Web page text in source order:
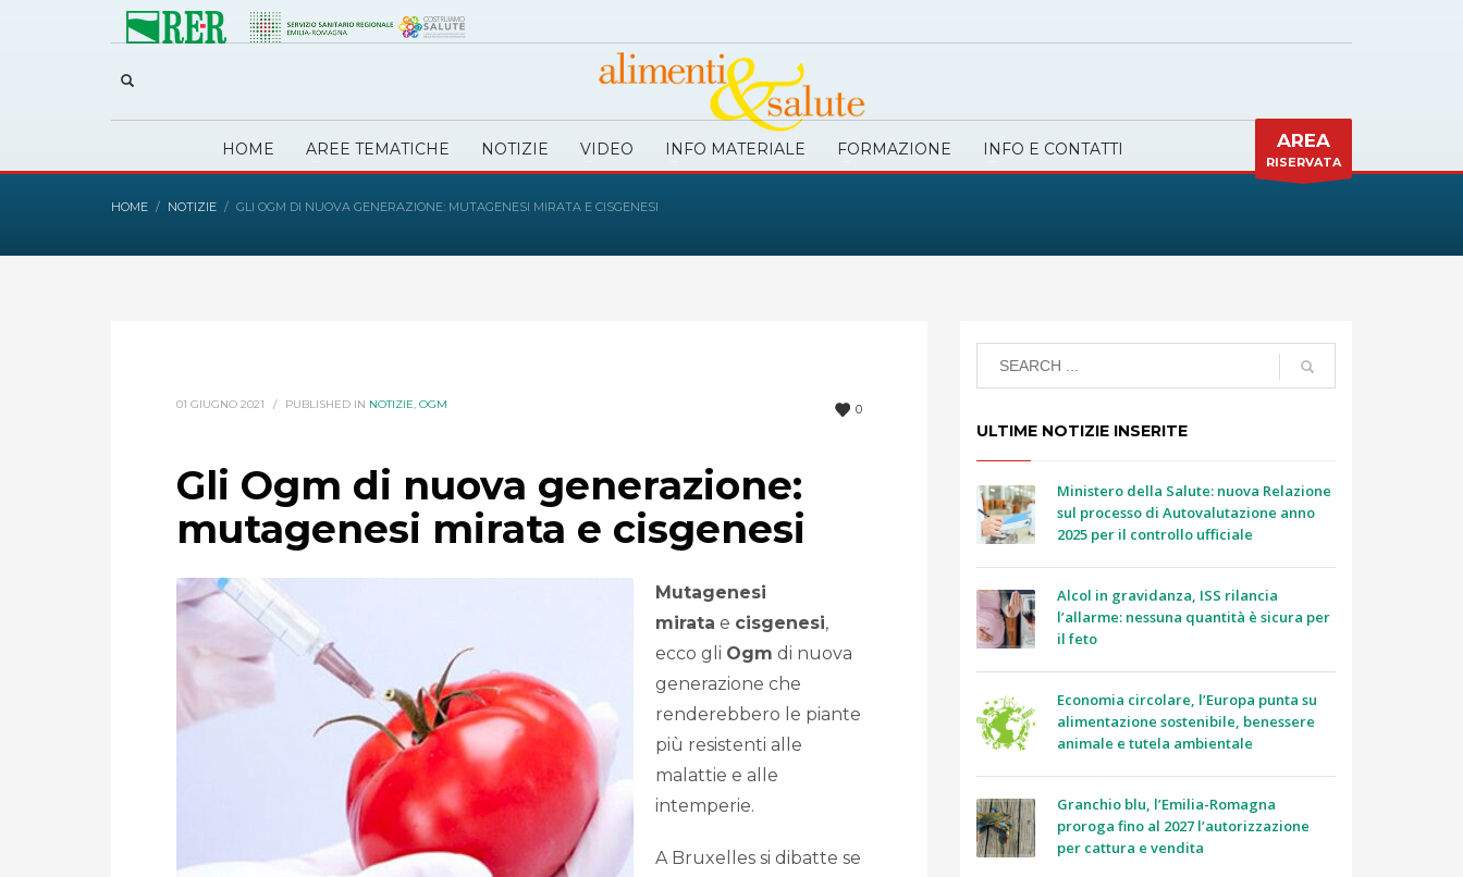
HOME AREE TEMATICHE NOTIZIE VIDEO INFO MATERIALE FORMAZIONE INFO E CONTATTI AREA
RISERVATA
HOME NOTIZIE GLI OGM DI NUOVA GENERAZIONE: MUTAGENESI MIRATA E CISGENESI
0
01 GIUGNO 2021 / PUBLISHED IN NOTIZIE, OGM
Gli Ogm di nuova generazione:
mutagenesi mirata e cisgenesi
Mutagenesi
mirata e cisgenesi,
ecco gli Ogm di nuova
generazione che
renderebbero le piante
più resistenti alle
malattie e alle
intemperie.
A Bruxelles si dibatte se
ULTIME NOTIZIE INSERITE
Ministero della Salute: nuova Relazione
sul processo di Autovalutazione anno
2025 per il controllo ufficiale
Alcol in gravidanza, ISS rilancia
l’allarme: nessuna quantità è sicura per
il feto
Economia circolare, l’Europa punta su
alimentazione sostenibile, benessere
animale e tutela ambientale
Granchio blu, l’Emilia-Romagna
proroga fino al 2027 l’autorizzazione
per cattura e vendita